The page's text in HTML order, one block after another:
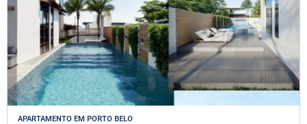
APARTAMENTO EM PORTO BELO